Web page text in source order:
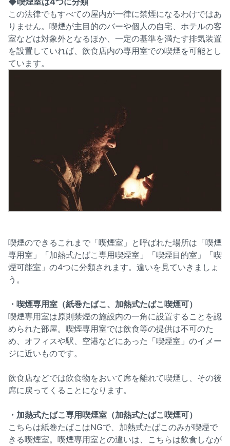
この法律でもすべての屋内が一律に禁煙になるわけではあ
りません。喫煙が主目的のバーや個人の自宅、ホテルの客
室などは対象外となるほか、一定の基準を満たす排気装置
を設置していれば、飲食店内の専用室での喫煙を可能とし
ています。
喫煙のできるこれまで「喫煙室」と呼ばれた場所は「喫煙
専用室」「加熱式たばこ専用喫煙室」「喫煙目的室」「喫
煙可能室」の4つに分類されます。違いを見ていきましょ
う。
・喫煙専用室（紙巻たばこ、加熱式たばこ喫煙可）
喫煙専用室は原則禁煙の施設内の一角に設置することを認
められた部屋。喫煙専用室では飲食等の提供は不可のた
め、オフィスや駅、空港などにあった「喫煙室」のイメー
ジに近いものです。
飲食店などでは飲食物をおいて席を離れて喫煙し、その後
席に戻ってくることになります。
・加熱式たばこ専用喫煙室（加熱式たばこ喫煙可）
こちらは紙巻たばこはNGで、加熱式たばこのみが喫煙で
きる喫煙室。喫煙専用室との違いは、こちらは飲食しなが